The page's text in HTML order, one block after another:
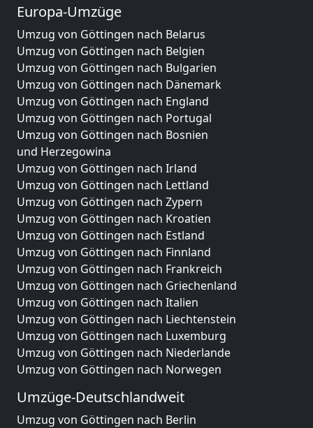
Europa-Umzüge
Umzug von Göttingen nach Belarus
Umzug von Göttingen nach Belgien
Umzug von Göttingen nach Bulgarien
Umzug von Göttingen nach Dänemark
Umzug von Göttingen nach England
Umzug von Göttingen nach Portugal
Umzug von Göttingen nach Bosnien
und Herzegowina
Umzug von Göttingen nach Irland
Umzug von Göttingen nach Lettland
Umzug von Göttingen nach Zypern
Umzug von Göttingen nach Kroatien
Umzug von Göttingen nach Estland
Umzug von Göttingen nach Finnland
Umzug von Göttingen nach Frankreich
Umzug von Göttingen nach Griechenland
Umzug von Göttingen nach Italien
Umzug von Göttingen nach Liechtenstein
Umzug von Göttingen nach Luxemburg
Umzug von Göttingen nach Niederlande
Umzug von Göttingen nach Norwegen
Umzüge-Deutschlandweit
Umzug von Göttingen nach Berlin